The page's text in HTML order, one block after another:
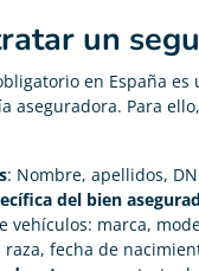
un
en España
aseguradora. Para
: Nombre, apellidos,
del bien
vehículos: marca,
raza, fecha de